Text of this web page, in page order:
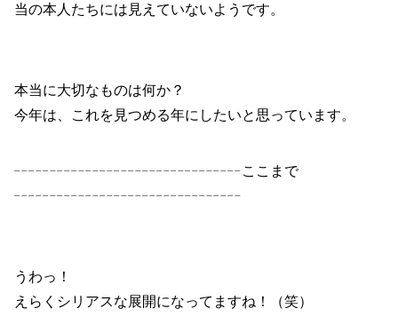
当の本人たちには見えていないようです。
本当に大切なものは何か？
今年は、これを見つめる年にしたいと思っています。
╌╌╌╌╌╌╌╌╌╌╌╌╌╌╌╌ここまで
╌╌╌╌╌╌╌╌╌╌╌╌╌╌╌╌
うわっ！
えらくシリアスな展開になってますね！（笑）